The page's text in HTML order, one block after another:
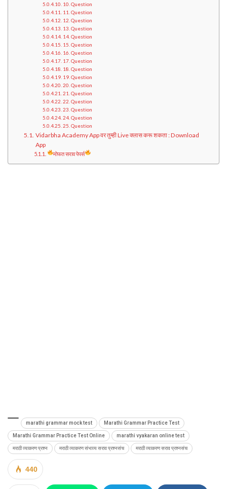
10. Question
11. Question
12. Question
13. Question
14. Question
15. Question
16. Question
17. Question
18. Question
19. Question
20. Question
21. Question
22. Question
23. Question
24. Question
25. Question
Vidarbha Academy App वर तुम्ही Live क्लास करू शकता : Download
App
मोफत सराव पेपर्स
marathi grammar mock test Marathi Grammar Practice Test
Marathi Grammar Practice Test Online marathi vyakaran online test
मराठी व्याकरण प्रश्न मराठी व्याकरण संभाव्य सराव प्रश्नसंच मराठी व्याकरण सराव प्रश्नसंच
440